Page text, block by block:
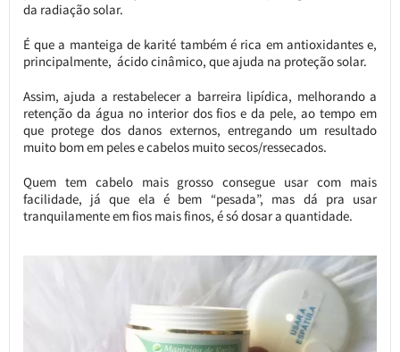
da radiação solar.
É que a manteiga de karité também é rica em antioxidantes e,
principalmente, ácido cinâmico, que ajuda na proteção solar.
Assim, ajuda a restabelecer a barreira lipídica, melhorando a
retenção da água no interior dos fios e da pele, ao tempo em
que protege dos danos externos, entregando um resultado
muito bom em peles e cabelos muito secos/ressecados.
Quem tem cabelo mais grosso consegue usar com mais
facilidade, já que ela é bem “pesada”, mas dá pra usar
tranquilamente em fios mais finos, é só dosar a quantidade.